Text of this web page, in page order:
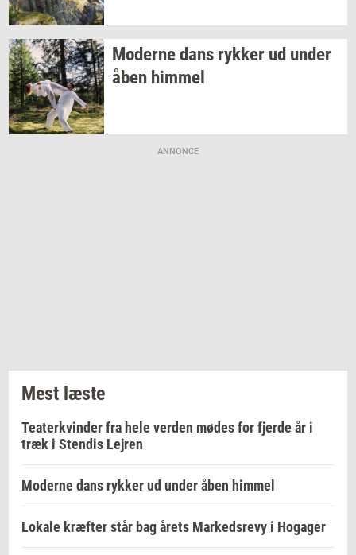
Mo­der­ne dans ryk­ker ud under
åben him­mel
ANNONCE
Mest læste
Teaterkvinder fra hele verden mødes for fjerde år i
træk i Stendis Lejren
Moderne dans rykker ud under åben himmel
Lokale kræfter står bag årets Markedsrevy i Hogager